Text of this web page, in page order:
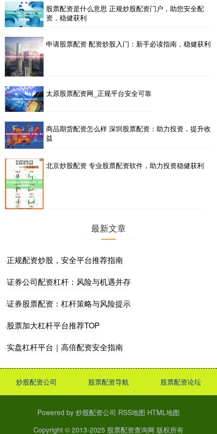
股票配资是什么意思 正规炒股配资门户，助您安全配
资，稳健获利
申请股票配资 配资炒股入门：新手必读指南，稳健获利
太原股票配资网_正规平台安全可靠
商品期货配资怎么样 深圳股票配资：助力投资，提升收
益
北京炒股配资 专业股票配资软件，助力投资稳健获利
最新文章
·正规配资炒股，安全平台推荐指南
·证券公司配资杠杆：风险与机遇并存
·证券股票配资：杠杆策略与风险提示
·股票加大杠杆平台推荐TOP
·实盘杠杆平台｜高倍配资安全指南
炒股配资公司 股票配资导航 股票配资论坛
Powered by 炒股配资公司 RSS地图 HTML地图
Copyright © 2013-2025 股票配资查询网 版权所有